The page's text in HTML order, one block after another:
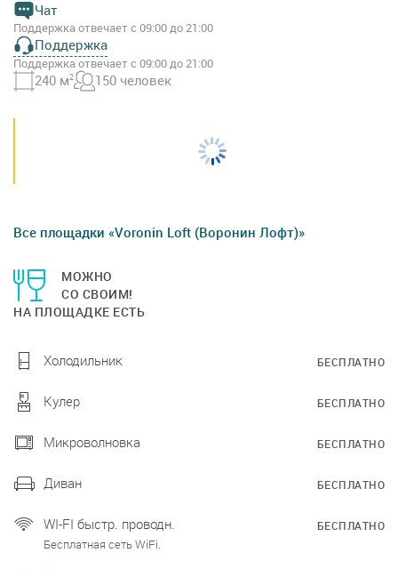
Чат
Поддержка отвечает с 09:00 до 21:00
Поддержка
Поддержка отвечает с 09:00 до 21:00
240 м2 150 человек
Все площадки «Voronin Loft (Воронин Лофт)»
МОЖНО
СО СВОИМ!
НА ПЛОЩАДКЕ ЕСТЬ
Холодильник БЕСПЛАТНО
Кулер БЕСПЛАТНО
Микроволновка БЕСПЛАТНО
Диван БЕСПЛАТНО
WI-FI быстр. проводн.
Бесплатная сеть WiFi.
БЕСПЛАТНО